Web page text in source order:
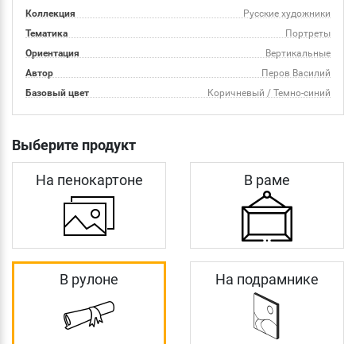
Коллекция
Русские художники
Тематика
Портреты
Ориентация
Вертикальные
Автор
Перов Василий
Базовый цвет
Коричневый / Темно-синий
Выберите продукт
На пенокартоне В раме
В рулоне На подрамнике